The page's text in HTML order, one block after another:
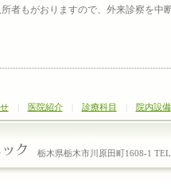
者もがおりますので、外来診察を
| 医院紹介| 診療科目 院内設備
栃木県栃木市川原田町1608-1